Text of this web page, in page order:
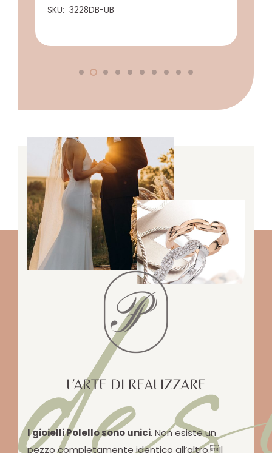
SKU: 3228DB-UB
L’ARTE DI REALIZZARE
I gioielli Polello sono unici. Non esiste un
pezzo completamente identico all’altro.Il